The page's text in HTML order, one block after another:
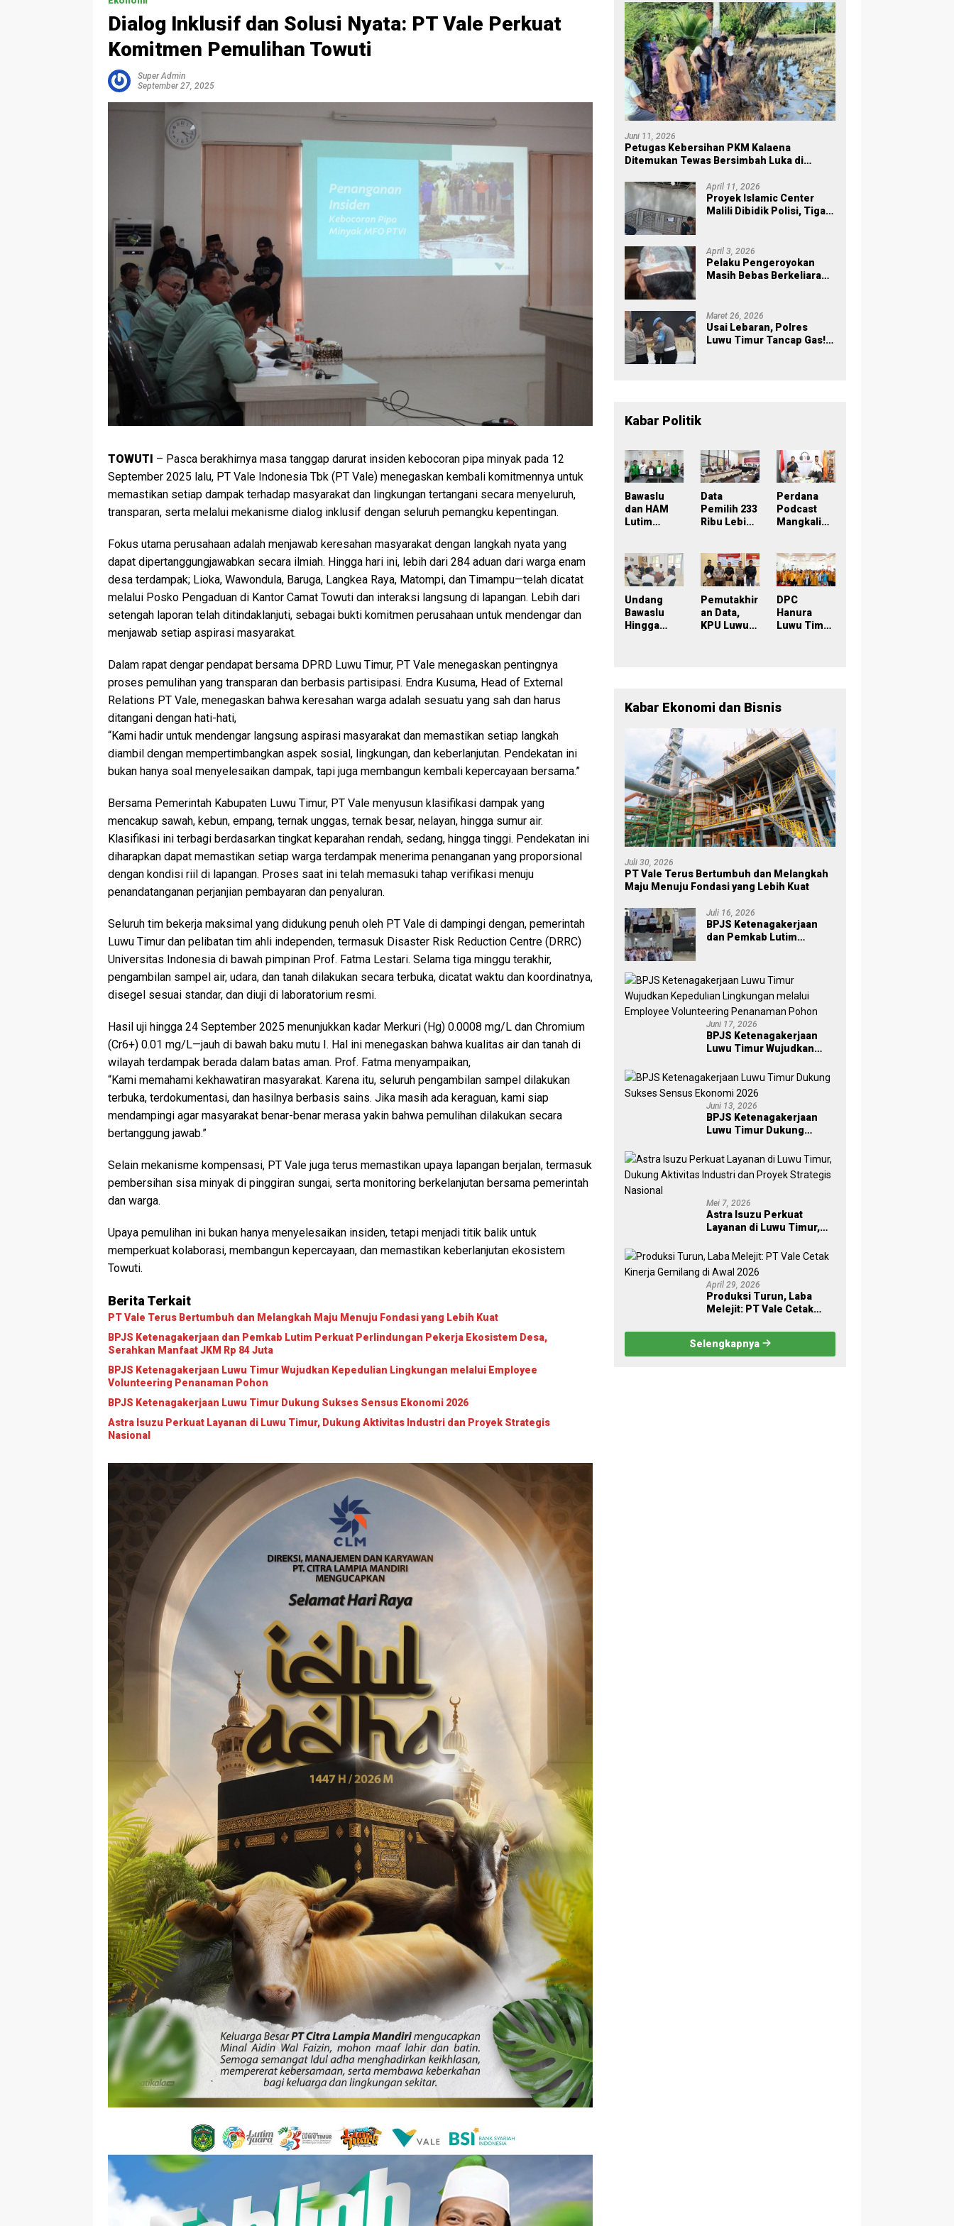
Dialog Inklusif dan Solusi Nyata: PT Vale Perkuat
Komitmen Pemulihan Towuti
Super Admin
September 27, 2025
TOWUTI – Pasca berakhirnya masa tanggap darurat insiden kebocoran pipa minyak pada 12
September 2025 lalu, PT Vale Indonesia Tbk (PT Vale) menegaskan kembali komitmennya untuk
memastikan setiap dampak terhadap masyarakat dan lingkungan tertangani secara menyeluruh,
transparan, serta melalui mekanisme dialog inklusif dengan seluruh pemangku kepentingan.
Fokus utama perusahaan adalah menjawab keresahan masyarakat dengan langkah nyata yang
dapat dipertanggungjawabkan secara ilmiah. Hingga hari ini, lebih dari 284 aduan dari warga enam
desa terdampak; Lioka, Wawondula, Baruga, Langkea Raya, Matompi, dan Timampu—telah dicatat
melalui Posko Pengaduan di Kantor Camat Towuti dan interaksi langsung di lapangan. Lebih dari
setengah laporan telah ditindaklanjuti, sebagai bukti komitmen perusahaan untuk mendengar dan
menjawab setiap aspirasi masyarakat.
Dalam rapat dengar pendapat bersama DPRD Luwu Timur, PT Vale menegaskan pentingnya
proses pemulihan yang transparan dan berbasis partisipasi. Endra Kusuma, Head of External
Relations PT Vale, menegaskan bahwa keresahan warga adalah sesuatu yang sah dan harus
ditangani dengan hati-hati,
“Kami hadir untuk mendengar langsung aspirasi masyarakat dan memastikan setiap langkah
diambil dengan mempertimbangkan aspek sosial, lingkungan, dan keberlanjutan. Pendekatan ini
bukan hanya soal menyelesaikan dampak, tapi juga membangun kembali kepercayaan bersama.”
Bersama Pemerintah Kabupaten Luwu Timur, PT Vale menyusun klasifikasi dampak yang
mencakup sawah, kebun, empang, ternak unggas, ternak besar, nelayan, hingga sumur air.
Klasifikasi ini terbagi berdasarkan tingkat keparahan rendah, sedang, hingga tinggi. Pendekatan ini
diharapkan dapat memastikan setiap warga terdampak menerima penanganan yang proporsional
dengan kondisi riil di lapangan. Proses saat ini telah memasuki tahap verifikasi menuju
penandatanganan perjanjian pembayaran dan penyaluran.
Seluruh tim bekerja maksimal yang didukung penuh oleh PT Vale di dampingi dengan, pemerintah
Luwu Timur dan pelibatan tim ahli independen, termasuk Disaster Risk Reduction Centre (DRRC)
Universitas Indonesia di bawah pimpinan Prof. Fatma Lestari. Selama tiga minggu terakhir,
pengambilan sampel air, udara, dan tanah dilakukan secara terbuka, dicatat waktu dan koordinatnya,
disegel sesuai standar, dan diuji di laboratorium resmi.
Hasil uji hingga 24 September 2025 menunjukkan kadar Merkuri (Hg) 0.0008 mg/L dan Chromium
(Cr6+) 0.01 mg/L—jauh di bawah baku mutu I. Hal ini menegaskan bahwa kualitas air dan tanah di
wilayah terdampak berada dalam batas aman. Prof. Fatma menyampaikan,
“Kami memahami kekhawatiran masyarakat. Karena itu, seluruh pengambilan sampel dilakukan
terbuka, terdokumentasi, dan hasilnya berbasis sains. Jika masih ada keraguan, kami siap
mendampingi agar masyarakat benar-benar merasa yakin bahwa pemulihan dilakukan secara
bertanggung jawab.”
Selain mekanisme kompensasi, PT Vale juga terus memastikan upaya lapangan berjalan, termasuk
pembersihan sisa minyak di pinggiran sungai, serta monitoring berkelanjutan bersama pemerintah
dan warga.
Upaya pemulihan ini bukan hanya menyelesaikan insiden, tetapi menjadi titik balik untuk
memperkuat kolaborasi, membangun kepercayaan, dan memastikan keberlanjutan ekosistem
Towuti.
Berita Terkait
PT Vale Terus Bertumbuh dan Melangkah Maju Menuju Fondasi yang Lebih Kuat
BPJS Ketenagakerjaan dan Pemkab Lutim Perkuat Perlindungan Pekerja Ekosistem Desa,
Serahkan Manfaat JKM Rp 84 Juta
BPJS Ketenagakerjaan Luwu Timur Wujudkan Kepedulian Lingkungan melalui Employee
Volunteering Penanaman Pohon
BPJS Ketenagakerjaan Luwu Timur Dukung Sukses Sensus Ekonomi 2026
Astra Isuzu Perkuat Layanan di Luwu Timur, Dukung Aktivitas Industri dan Proyek Strategis
Nasional
Juni 11, 2026
Petugas Kebersihan PKM Kalaena
Ditemukan Tewas Bersimbah Luka di
April 11, 2026
Proyek Islamic Center
Malili Dibidik Polisi, Tiga
April 3, 2026
Pelaku Pengeroyokan
Masih Bebas Berkeliaran,
Mandek
Maret 26, 2026
Usai Lebaran, Polres
Luwu Timur Tancap Gas!
Kabar Politik
Bawaslu
dan HAM
Lutim
Kampus
Jadi Simpul
Pengawasa
n
Partisipatif
Pemilu
Data
Pemilih 233
Ribu Lebih,
Tekankan
Akurasi
Lewat
Sinergi
Lintas
Lembaga
Perdana
Podcast
Mangkaling
Bahas
Refleksi
PDPB
Menuju
Pemilu
2029 yang
Undang
Bawaslu
Hingga
an
Pemutakhir
an Data,
KPU Luwu
Polisi
DPC
Hanura
Luwu Timur
Tujuan
Tetap
Mensejaht
erakan
Rakyat
Kabar Ekonomi dan Bisnis
Juli 30, 2026
PT Vale Terus Bertumbuh dan Melangkah
Maju Menuju Fondasi yang Lebih Kuat
Juli 16, 2026
BPJS Ketenagakerjaan
dan Pemkab Lutim
Serahkan Manfaat JKM Rp
84 Juta
Juni 17, 2026
BPJS Ketenagakerjaan
Luwu Timur Wujudkan
melalui Employee
Volunteering Penanaman
Pohon
Juni 13, 2026
BPJS Ketenagakerjaan
Luwu Timur Dukung
2026
Mei 7, 2026
Astra Isuzu Perkuat
Layanan di Luwu Timur,
dan Proyek Strategis
Nasional
April 29, 2026
Produksi Turun, Laba
Melejit: PT Vale Cetak
2026
Selengkapnya